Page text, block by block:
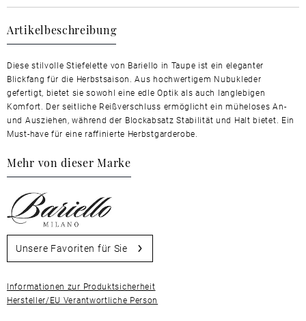
Artikelbeschreibung
Diese stilvolle Stiefelette von Bariello in Taupe ist ein eleganter
Blickfang für die Herbstsaison. Aus hochwertigem Nubukleder
gefertigt, bietet sie sowohl eine edle Optik als auch langlebigen
Komfort. Der seitliche Reißverschluss ermöglicht ein müheloses An-
und Ausziehen, während der Blockabsatz Stabilität und Halt bietet. Ein
Must-have für eine raffinierte Herbstgarderobe.
Mehr von dieser Marke
Unsere Favoriten für Sie
Informationen zur Produktsicherheit
Hersteller/EU Verantwortliche Person